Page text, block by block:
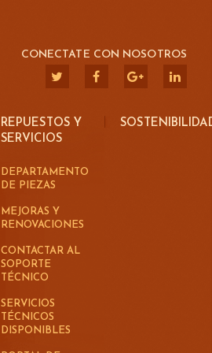
CONECTATE CON NOSOTROS
REPUESTOS Y
SERVICIOS
DEPARTAMENTO
DE PIEZAS
MEJORAS Y
RENOVACIONES
CONTACTAR AL
SOPORTE
TÉCNICO
SERVICIOS
TÉCNICOS
DISPONIBLES